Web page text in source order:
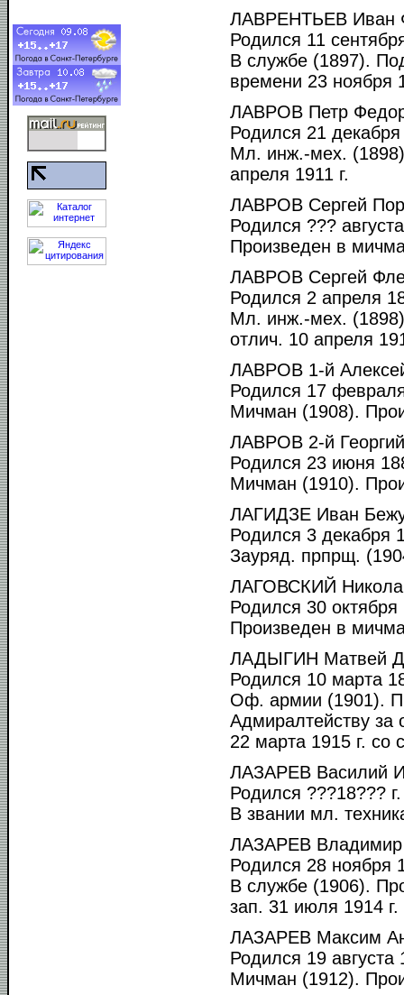
ЛАВРЕНТЬЕВ Иван
Родился 11
В службе (1897).
времени 23 ноября
ЛАВРОВ Петр
Родился 21 декабря
Мл. инж.-мех.
апреля 1911 г.
ЛАВРОВ Сергей
Родился ???
Произведен в
ЛАВРОВ Сергей
Родился 2 апреля
Мл. инж.-мех.
отлич. 10 апреля
ЛАВРОВ 1-й
Родился 17
Мичман (1908).
ЛАВРОВ 2-й
Родился 23 июня
Мичман (1910).
ЛАГИДЗЕ Иван
Родился 3 декабря
Зауряд. прпрщ.
ЛАГОВСКИЙ
Родился 30 октября
Произведен в
ЛАДЫГИН Матвей
Родился 10 марта
Оф. армии (1901).
Адмиралтейству за
22 марта 1915 г. со
ЛАЗАРЕВ Василий
Родился ???18???
В звании мл.
ЛАЗАРЕВ Владимир
Родился 28 ноября
В службе (1906).
зап. 31 июля 1914 г.
ЛАЗАРЕВ Максим
Родился 19 августа
Мичман (1912).